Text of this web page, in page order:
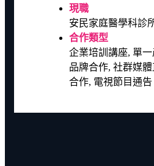
現職
安民家庭醫學科診
合作類型
企業培訓講座, 單
品牌合作, 社群媒
合作, 電視節目通告